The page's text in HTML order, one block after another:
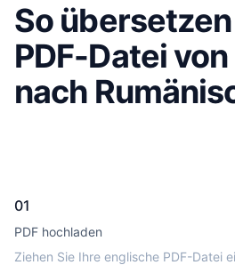
So
PDF-Datei
nach
01
PDF hochladen
Ziehen Sie Ihre englische PDF-Datei